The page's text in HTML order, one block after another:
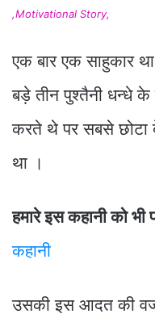
,Motivational Story,
एक बार एक साहुकार
बड़े तीन पुश्तैनी धन्धे
करते थे पर सबसे छोटा
था ।
हमारे इस कहानी को
कहानी
उसकी इस आदत की